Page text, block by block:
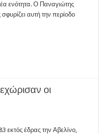
ενότητα. Ο Παναγιώτης
σφυρίζει αυτή την περίοδο
οι
εκτός έδρας την Αβελίνο,